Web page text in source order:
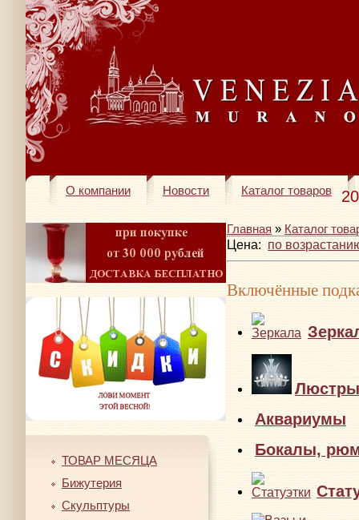
О компании Новости Каталог товаров
ТОВАР МЕСЯЦА
Бижутерия
Скульптуры
Главная » Каталог
Цена: по
Включённые
Люстры
Аквариумы
Бокалы,